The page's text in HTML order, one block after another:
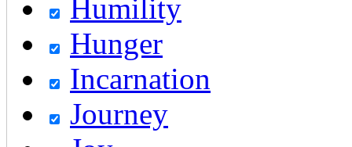
Humility
Hunger
Incarnation
Journey